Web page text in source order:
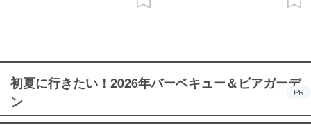
初夏に行きたい！2026年バーベキュー＆ビアガーデ
ン
PR